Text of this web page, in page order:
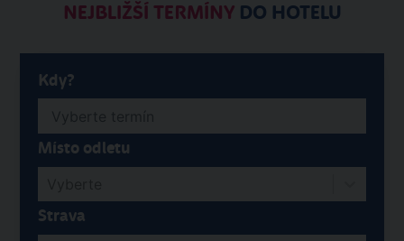
NEJBLIŽŠÍ TERMÍNYDO HOTELU
Kdy?
Místo odletu
Strava